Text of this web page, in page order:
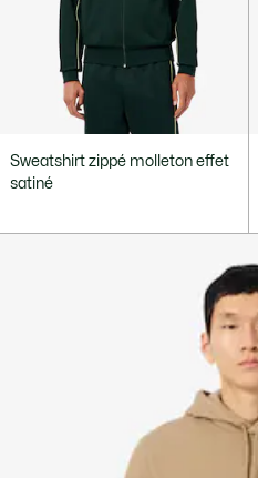
Sweatshirt zippé molleton effet
satiné